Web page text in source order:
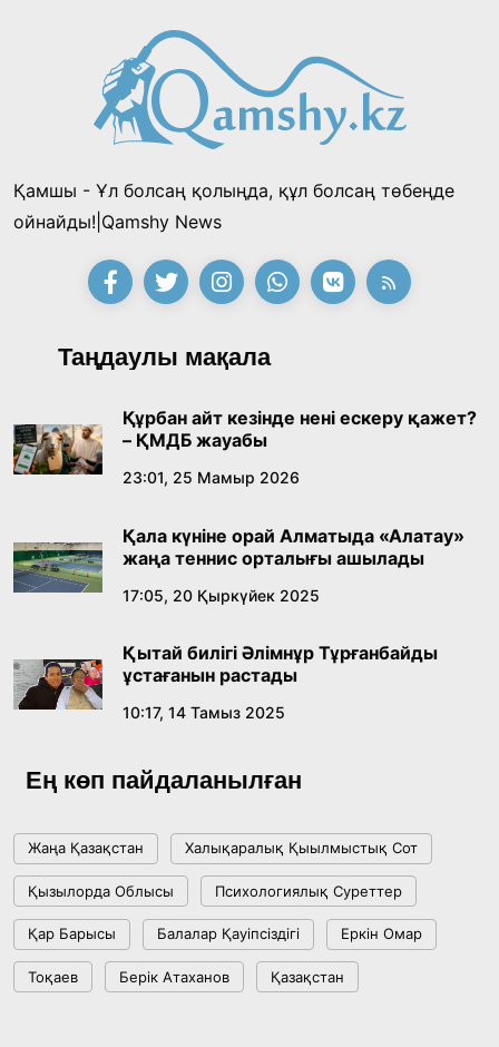
Қамшы - Ұл болсаң қолыңда, құл болсаң төбеңде
ойнайды!|Qamshy News
Таңдаулы мақала
Құрбан айт кезінде нені ескеру қажет?
– ҚМДБ жауабы
23:01, 25 Мамыр 2026
Қала күніне орай Алматыда «Алатау»
жаңа теннис орталығы ашылады
17:05, 20 Қыркүйек 2025
Қытай билігі Әлімнұр Тұрғанбайды
ұстағанын растады
10:17, 14 Тамыз 2025
Ең көп пайдаланылған
Жаңа Қазақстан Халықаралық Қыылмыстық Сот
Қызылорда Облысы Психологиялық Суреттер
Қар Барысы Балалар Қауіпсіздігі Еркін Омар
Тоқаев Берік Атаханов Қазақстан